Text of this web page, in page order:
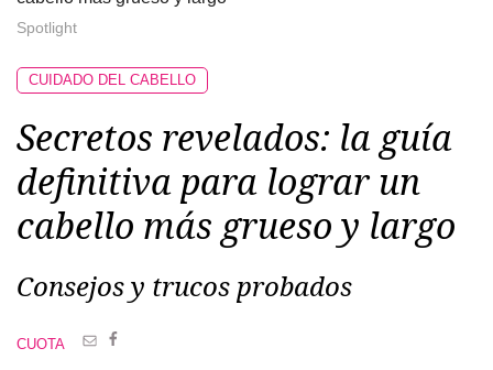
Spotlight
Secretos revelados: la guía
definitiva para lograr un
cabello más grueso y largo
Consejos y trucos probados
CUIDADO DEL CABELLO
CUOTA